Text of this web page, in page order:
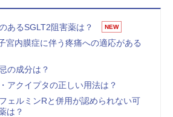
あるSGLT2阻害薬は？ NEW
宮内膜症に伴う疼痛への適応がある
の成分は？
アクイプタの正しい用法は？
ェルミンRと併用が認められない可
は？